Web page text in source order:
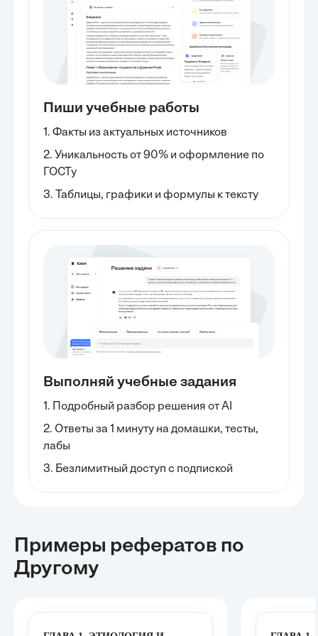
Пиши учебные работы
1. Факты из актуальных источников
2. Уникальность от 90% и оформление по
ГОСТу
3. Таблицы, графики и формулы к тексту
Выполняй учебные задания
1. Подробный разбор решения от AI
2. Ответы за 1 минуту на домашки, тесты,
лабы
3. Безлимитный доступ с подпиской
Примеры рефератов по
Другому